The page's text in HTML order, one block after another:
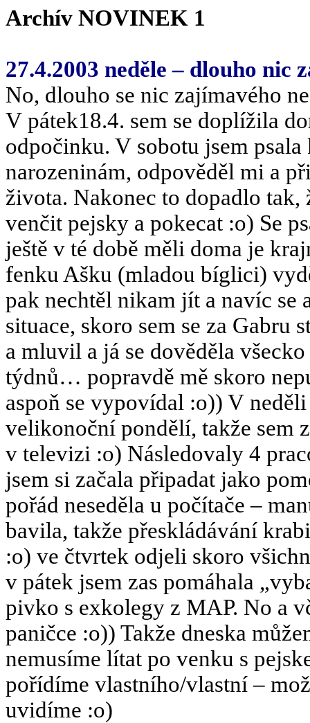
Archív NOVINEK 1
27.4.2003 neděle – dlouho nic
No, dlouho se nic zajímavého
V pátek18.4. sem se doplížila
odpočinku. V sobotu jsem
narozeninám, odpověděl mi a
života. Nakonec to dopadlo
venčit pejsky a pokecat :o) Se
ještě v té době měli doma je
fenku Ašku (mladou bíglici)
pak nechtěl nikam jít a navíc
situace, skoro sem se za
a mluvil a já se dověděla
týdnů… popravdě mě skoro
aspoň se vypovídal :o)) V
velikonoční pondělí, takže sem
v televizi :o) Následovaly 4
jsem si začala připadat jako
pořád neseděla u počítače –
bavila, takže přeskládávání
:o) ve čtvrtek odjeli skoro
v pátek jsem zas pomáhala
pivko s exkolegy z MAP. No a
paničce :o)) Takže dneska
nemusíme lítat po venku s
pořídíme vlastního/vlastní –
uvidíme :o)